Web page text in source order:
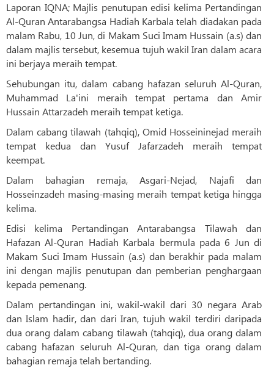
Laporan IQNA; Majlis penutupan edisi kelima Pertandingan
Al-Quran Antarabangsa Hadiah Karbala telah diadakan pada
malam Rabu, 10 Jun, di Makam Suci Imam Hussain (a.s) dan
dalam majlis tersebut, kesemua tujuh wakil Iran dalam acara
ini berjaya meraih tempat.
Sehubungan itu, dalam cabang hafazan seluruh Al-Quran,
Muhammad La'ini meraih tempat pertama dan Amir
Hussain Attarzadeh meraih tempat ketiga.
Dalam cabang tilawah (tahqiq), Omid Hosseininejad meraih
tempat kedua dan Yusuf Jafarzadeh meraih tempat
keempat.
Dalam bahagian remaja, Asgari-Nejad, Najafi dan
Hosseinzadeh masing-masing meraih tempat ketiga hingga
kelima.
Edisi kelima Pertandingan Antarabangsa Tilawah dan
Hafazan Al-Quran Hadiah Karbala bermula pada 6 Jun di
Makam Suci Imam Hussain (a.s) dan berakhir pada malam
ini dengan majlis penutupan dan pemberian penghargaan
kepada pemenang.
Dalam pertandingan ini, wakil-wakil dari 30 negara Arab
dan Islam hadir, dan dari Iran, tujuh wakil terdiri daripada
dua orang dalam cabang tilawah (tahqiq), dua orang dalam
cabang hafazan seluruh Al-Quran, dan tiga orang dalam
bahagian remaja telah bertanding.